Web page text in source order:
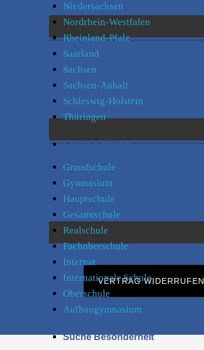
Niedersachsen
Nordrhein-Westfalen
Rheinland-Pfalz
Saarland
Sachsen
Sachsen-Anhalt
Schleswig-Holstein
Thüringen
Suche Schulart
Grundschule
Gymnasium
Hauptschule
Gesamtschule
Realschule
Fachoberschule
Internat
Internationale Schule
Oberschule
Aufbaugymnasium
Suche Besonderheit
VERTRAG WIDERRUFEN